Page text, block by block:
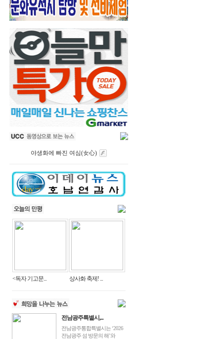
야생화에 빠진 여심(女心)
<독자 기고문... 상사화 축제! ...
전남광주특별시,...
전남광주통합특별시는 ‘2026
전남광주 섬 방문의 해’와